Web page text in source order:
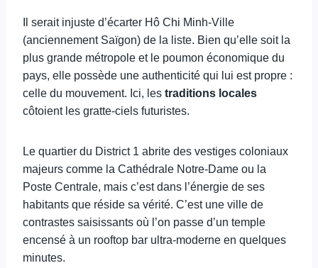
Il serait injuste d’écarter Hô Chi Minh-Ville
(anciennement Saïgon) de la liste. Bien qu’elle soit la
plus grande métropole et le poumon économique du
pays, elle possède une authenticité qui lui est propre :
celle du mouvement. Ici, les traditions locales
côtoient les gratte-ciels futuristes.
Le quartier du District 1 abrite des vestiges coloniaux
majeurs comme la Cathédrale Notre-Dame ou la
Poste Centrale, mais c’est dans l’énergie de ses
habitants que réside sa vérité. C’est une ville de
contrastes saisissants où l’on passe d’un temple
encensé à un rooftop bar ultra-moderne en quelques
minutes.